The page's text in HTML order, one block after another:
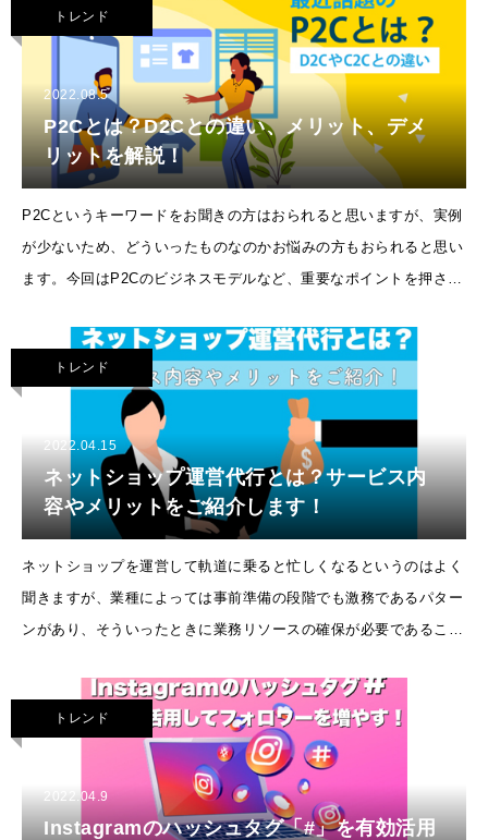
トレンド
2022.08.5
P2Cとは？D2Cとの違い、メリット、デメ
リットを解説！
P2Cというキーワードをお聞きの方はおられると思いますが、実例
が少ないため、どういったものなのかお悩みの方もおられると思い
ます。今回はP2Cのビジネスモデルなど、重要なポイントを押さえ
トレンド
2022.04.15
ネットショップ運営代行とは？サービス内
容やメリットをご紹介します！
ネットショップを運営して軌道に乗ると忙しくなるというのはよく
聞きますが、業種によっては事前準備の段階でも激務であるパター
ンがあり、そういったときに業務リソースの確保が必要であること
営経験がない方にとって運
トレンド
2022.04.9
Instagramのハッシュタグ「#」を有効活用